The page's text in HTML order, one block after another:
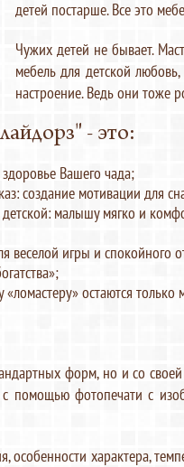
детей постарше. Все это
Чужих детей не бывает.
мебель для детской
настроение. Ведь они тоже
- это:
Вашего чада;
создание мотивации для
малышу мягко и
веселой игры и спокойного
остаются только
форм, но и со
помощью фотопечати с
характера,